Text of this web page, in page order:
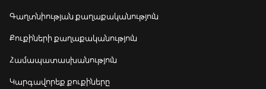
Գաղտնիության քաղաքականություն
Քուքիների քաղաքականություն
Համապատասխանություն
Կարգավորեք քուքիները